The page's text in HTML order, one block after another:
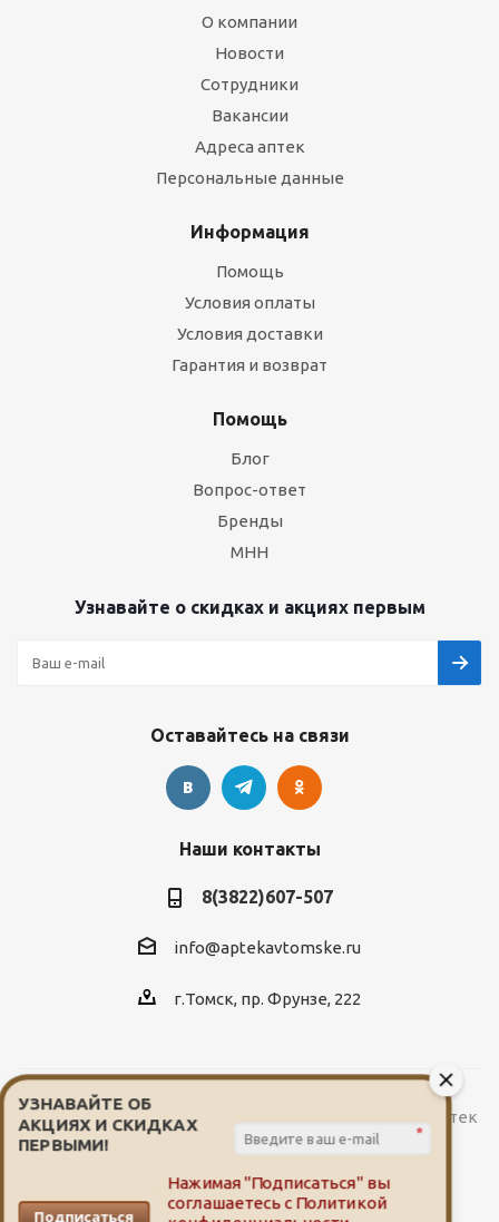
О компании
Новости
Сотрудники
Вакансии
Адреса аптек
Персональные данные
Информация
Помощь
Условия оплаты
Условия доставки
Гарантия и возврат
Помощь
Блог
Вопрос-ответ
Бренды
МНН
Узнавайте о скидках и акциях первым
Оставайтесь на связи
Наши контакты
8(3822)607-507
info@aptekavtomske.ru
г.Томск, пр. Фрунзе, 222
2026 © Служба заказа и доставки лекарств от сети аптек
"Мой доктор"
УЗНАВАЙТЕ ОБ
АКЦИЯХ И СКИДКАХ
ПЕРВЫМИ!
*
Подписаться
Нажимая "Подписаться" вы
соглашаетесь с Политикой